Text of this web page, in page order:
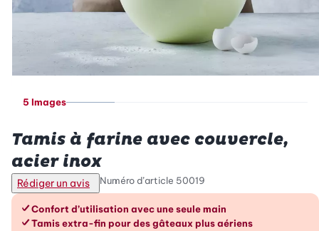
5 Images
Tamis à farine avec couvercle,
acier inox
Rédiger un avis Numéro d’article 50019
Les avantages en un coup d’œil
Confort d’utilisation avec une seule main
Tamis extra-fin pour des gâteaux plus aériens